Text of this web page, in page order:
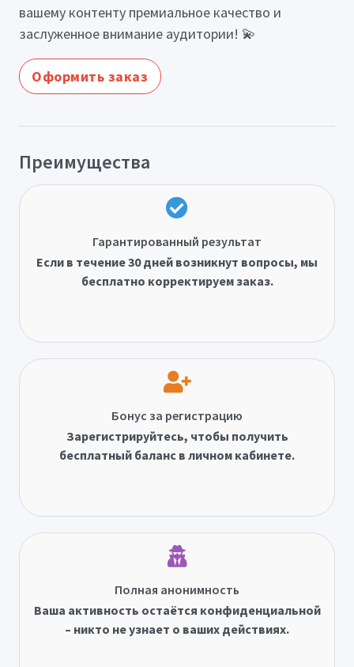
вашему контенту премиальное качество и
заслуженное внимание аудитории! 💫
Оформить заказ
Преимущества
Гарантированный результат
Если в течение 30 дней возникнут вопросы, мы
бесплатно корректируем заказ.
Бонус за регистрацию
Зарегистрируйтесь, чтобы получить
бесплатный баланс в личном кабинете.
Полная анонимность
Ваша активность остаётся конфиденциальной
– никто не узнает о ваших действиях.